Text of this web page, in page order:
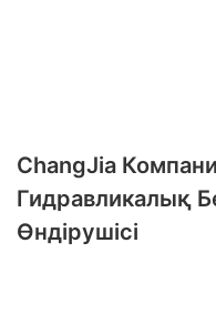
ChangJia
Гидравликалық
Өндірушісі